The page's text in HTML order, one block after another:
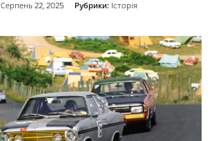
Серпень 22, 2025 Рубрики: Історія